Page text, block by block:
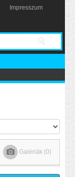
Impresszum
Galériák (0)